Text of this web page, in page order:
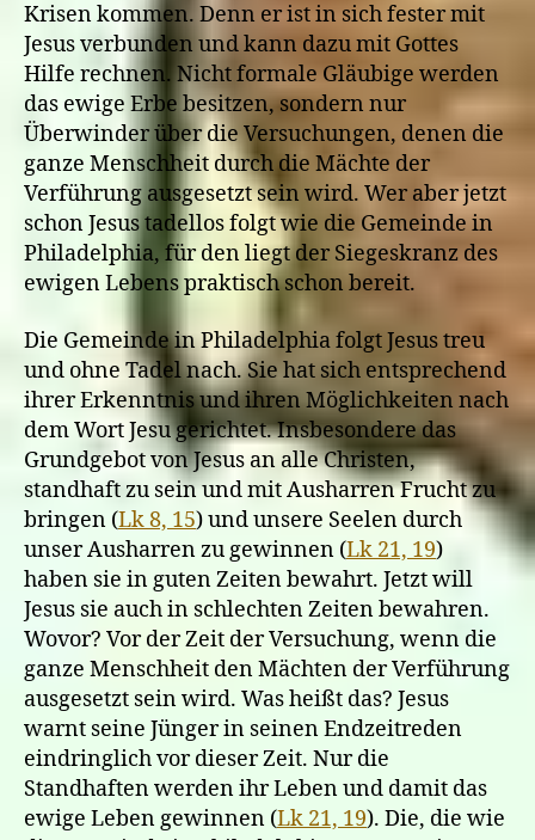
Krisen kommen. Denn er ist in sich fester mit
Jesus verbunden und kann dazu mit Gottes
Hilfe rechnen. Nicht formale Gläubige werden
das ewige Erbe besitzen, sondern nur
Überwinder über die Versuchungen, denen die
ganze Menschheit durch die Mächte der
Verführung ausgesetzt sein wird. Wer aber jetzt
schon Jesus tadellos folgt wie die Gemeinde in
Philadelphia, für den liegt der Siegeskranz des
ewigen Lebens praktisch schon bereit.
Die Gemeinde in Philadelphia folgt Jesus treu
und ohne Tadel nach. Sie hat sich entsprechend
ihrer Erkenntnis und ihren Möglichkeiten nach
dem Wort Jesu gerichtet. Insbesondere das
Grundgebot von Jesus an alle Christen,
standhaft zu sein und mit Ausharren Frucht zu
bringen (Lk 8, 15) und unsere Seelen durch
unser Ausharren zu gewinnen (Lk 21, 19)
haben sie in guten Zeiten bewahrt. Jetzt will
Jesus sie auch in schlechten Zeiten bewahren.
Wovor? Vor der Zeit der Versuchung, wenn die
ganze Menschheit den Mächten der Verführung
ausgesetzt sein wird. Was heißt das? Jesus
warnt seine Jünger in seinen Endzeitreden
eindringlich vor dieser Zeit. Nur die
Standhaften werden ihr Leben und damit das
ewige Leben gewinnen (Lk 21, 19). Die, die wie